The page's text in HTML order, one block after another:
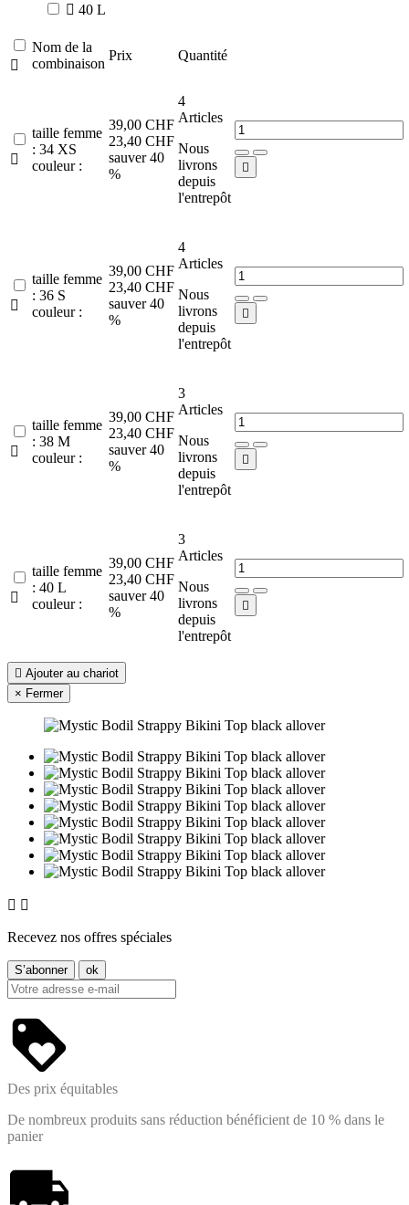
 40 L

Nom de la
combinaison
Prix Quantité

taille femme
: 34 XS
couleur :
39,00 CHF
23,40 CHF
sauver 40
%
4
Articles
Nous
livrons
depuis
l'entrepôt


taille femme
: 36 S
couleur :
39,00 CHF
23,40 CHF
sauver 40
%
4
Articles
Nous
livrons
depuis
l'entrepôt


taille femme
: 38 M
couleur :
39,00 CHF
23,40 CHF
sauver 40
%
3
Articles
Nous
livrons
depuis
l'entrepôt


taille femme
: 40 L
couleur :
39,00 CHF
23,40 CHF
sauver 40
%
3
Articles
Nous
livrons
depuis
l'entrepôt

 Ajouter au chariot
× Fermer
 
Recevez nos offres spéciales
Des prix équitables
De nombreux produits sans réduction bénéficient de 10 % dans le
panier